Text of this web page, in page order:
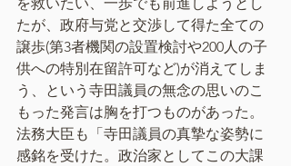
たが、政府与党と交渉して得た全ての
譲歩(第3者機関の設置検討や200人の子
供への特別在留許可など)が消えてしま
う、という寺田議員の無念の思いのこ
もった発言は胸を打つものがあった。
法務大臣も「寺田議員の真摯な姿勢に
感銘を受けた。政治家としてこの大課